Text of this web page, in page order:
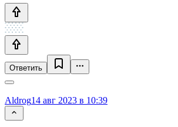
Ответить
Aldrog14 авг 2023 в 10:39